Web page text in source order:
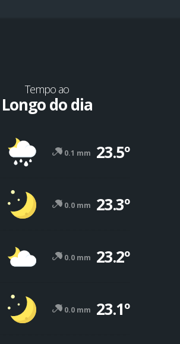
Tempo ao
Longo do dia
0.1 mm 23.5º
0.0 mm 23.3º
0.0 mm 23.2º
0.0 mm 23.1º